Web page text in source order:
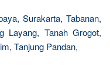
Surakarta, Tabanan,
Layang, Tanah Grogot,
Tanjung Pandan,